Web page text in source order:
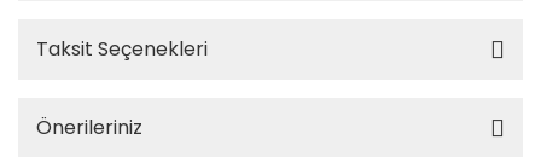
Taksit Seçenekleri
Önerileriniz